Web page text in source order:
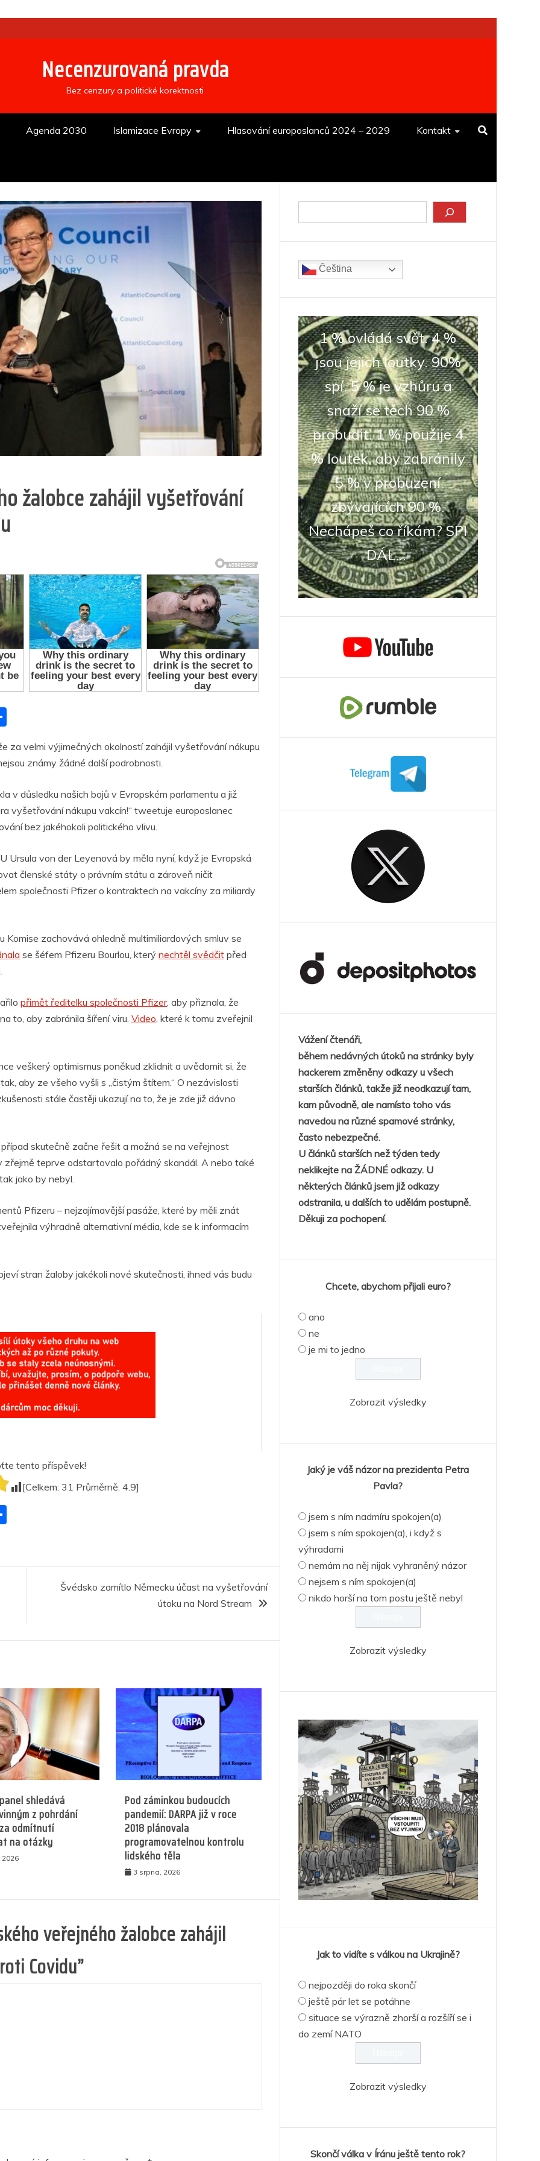
Necenzurovaná pravda
Bez cenzury a politické korektnosti
Agenda 2030 Islamizace Evropy Hlasování europoslanců 2024 – 2029 Kontakt
žalobce zahájil vyšetřování
ar
e
za velmi výjimečných okolností zahájil vyšetřování nákupu
známy žádné další podrobnosti.
v důsledku našich bojů v Evropském parlamentu a již
vyšetřování nákupu vakcín!“ tweetuje europoslanec
bez jakéhokoli politického vlivu.
Ursula von der Leyenová by měla nyní, když je Evropská
členské státy o právním státu a zároveň ničit
společnosti Pfizer o kontraktech na vakcíny za miliardy
Komise zachovává ohledně multimiliardových smluv se
se šéfem Pfizeru Bourlou, který nechtěl svědčit před
přimět ředitelku společnosti Pfizer, aby přiznala, že
to, aby zabránila šíření viru. Video, které k tomu zveřejnil
veškerý optimismus poněkud zklidnit a uvědomit si, že
aby ze všeho vyšli s „čistým štítem.“ O nezávislosti
stále častěji ukazují na to, že je zde již dávno
skutečně začne řešit a možná se na veřejnost
zřejmě teprve odstartovalo pořádný skandál. A nebo také
jako by nebyl.
Pfizeru – nejzajímavější pasáže, které by měli znát
výhradně alternativní média, kde se k informacím
stran žaloby jakékoli nové skutečnosti, ihned vás budu
tento příspěvek!
[Celkem: 31 Průměrně:4.9]
e
Švédsko zamítlo Německu účast na vyšetřování
útoku na Nord Stream
shledává
z pohrdání
odmítnutí
na otázky
Pod záminkou budoucích
pandemií: DARPA již v roce
2018 plánovala
programovatelnou kontrolu
lidského těla
3 srpna, 2026
veřejného žalobce zahájil
Covidu”
Čeština‎
1 % ovládá svět. 4 %
jsou jejich loutky. 90%
spí. 5 % je vzhůru a
snaží se těch 90 %
probudit. 1 % použije 4
% loutek, aby zabránily
5 % v probuzení
zbývajících 90 %.
Nechápeš co říkám? SPI
DÁL...
Vážení čtenáři,
během nedávných útoků na stránky byly
hackerem změněny odkazy u všech
starších článků, takže již neodkazují tam,
kam původně, ale namísto toho vás
navedou na různé spamové stránky,
často nebezpečné.
U článků starších než týden tedy
neklikejte na ŽÁDNÉ odkazy. U
některých článků jsem již odkazy
odstranila, u dalších to udělám postupně.
Děkuji za pochopení.
Chcete, abychom přijali euro?
ano
ne
je mi to jedno
Zobrazit výsledky
Jaký je váš názor na prezidenta Petra
Pavla?
jsem s ním nadmíru spokojen(a)
jsem s ním spokojen(a), i když s
výhradami
nemám na něj nijak vyhraněný názor
nejsem s ním spokojen(a)
nikdo horší na tom postu ještě nebyl
Zobrazit výsledky
Jak to vidíte s válkou na Ukrajině?
nejpozději do roka skončí
ještě pár let se potáhne
situace se výrazně zhorší a rozšíří se i
do zemí NATO
Zobrazit výsledky
Skončí válka v Íránu ještě tento rok?